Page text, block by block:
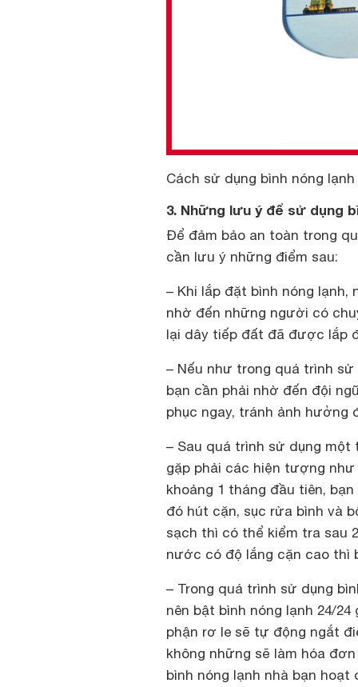
Cách sử dụng bình nóng lạnh
3. Những lưu ý để sử dụng
Để đảm bảo an toàn trong
cần lưu ý những điểm sau:
– Khi lắp đặt bình nóng
nhờ đến những người có
lại dây tiếp đất đã được lắp
– Nếu như trong quá trình
bạn cần phải nhờ đến đội
phục ngay, tránh ảnh hưởng
– Sau quá trình sử dụng một
gặp phải các hiện tượng
khoảng 1 tháng đầu tiên,
đó hút cặn, sục rửa bình và
sạch thì có thể kiểm tra sau
nước có độ lắng cặn cao thì
– Trong quá trình sử dụng
nên bật bình nóng lạnh 24/
phận rơ le sẽ tự động ngắt
không những sẽ làm hóa
bình nóng lạnh nhà bạn